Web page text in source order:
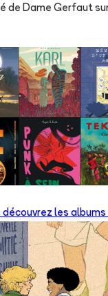
de Dame Gerfaut
découvrez les